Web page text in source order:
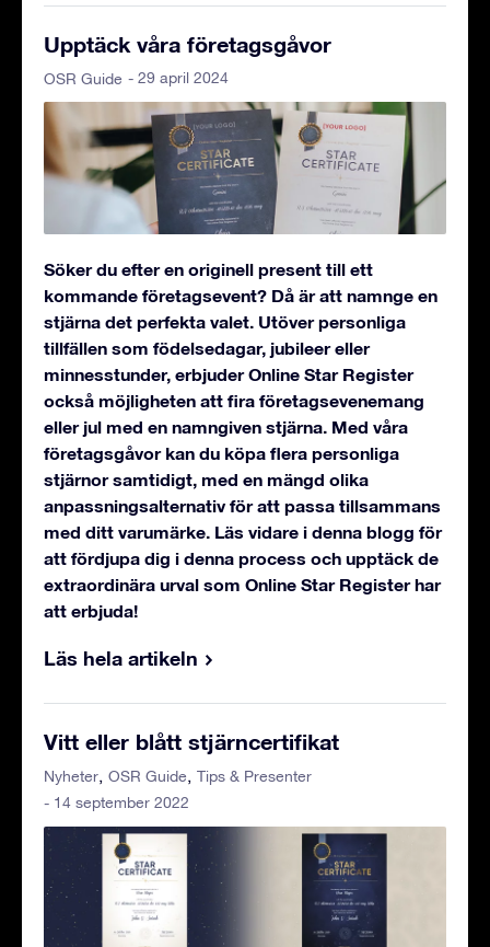
Upptäck våra företagsgåvor
OSR Guide - 29 april 2024
Söker du efter en originell present till ett
kommande företagsevent? Då är att namnge en
stjärna det perfekta valet. Utöver personliga
tillfällen som födelsedagar, jubileer eller
minnesstunder, erbjuder Online Star Register
också möjligheten att fira företagsevenemang
eller jul med en namngiven stjärna. Med våra
företagsgåvor kan du köpa flera personliga
stjärnor samtidigt, med en mängd olika
anpassningsalternativ för att passa tillsammans
med ditt varumärke. Läs vidare i denna blogg för
att fördjupa dig i denna process och upptäck de
extraordinära urval som Online Star Register har
att erbjuda!
Läs hela artikeln
Vitt eller blått stjärncertifikat
Nyheter OSR Guide
Tips & Presenter
- 14 september 2022